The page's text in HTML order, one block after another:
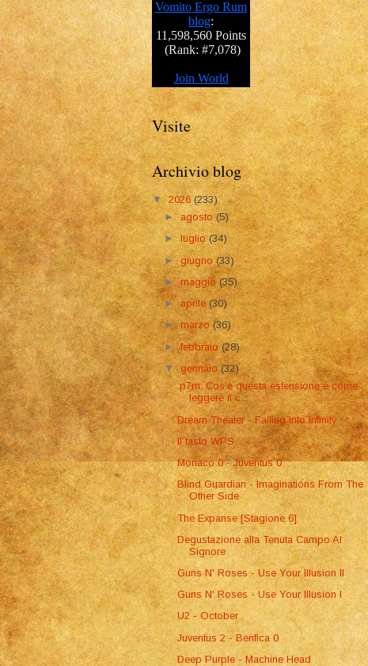
Visite
Archivio blog
▼ 2026(233)
►agosto(5)
►luglio(34)
►giugno(33)
►maggio(35)
►aprile(30)
►marzo(36)
►febbraio(28)
▼gennaio(32)
​.p7m: Cos'è questa estensione e come
leggere il c...
Dream Theater - Falling Into Infinity
Il tasto WPS
Monaco 0 - Juventus 0
Blind Guardian - Imaginations From The
Other Side
The Expanse [Stagione 6]
Degustazione alla Tenuta Campo Al
Signore
Guns N' Roses - Use Your Illusion II
Guns N' Roses - Use Your Illusion I
U2 - October
Juventus 2 - Benfica 0
Deep Purple - Machine Head